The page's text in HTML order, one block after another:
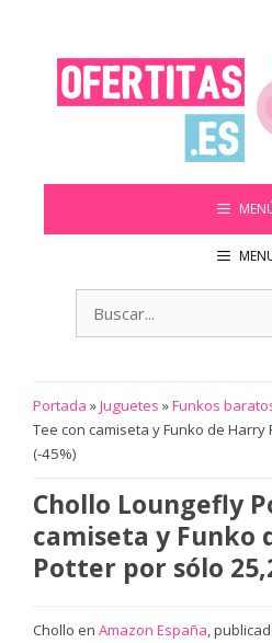
contenido
Portada »Juguetes »Funkos
Tee con camiseta y Funko de
(-45%)
Chollo Loungefly
camiseta y Funko
Potter por sólo
Chollo en Amazon España,